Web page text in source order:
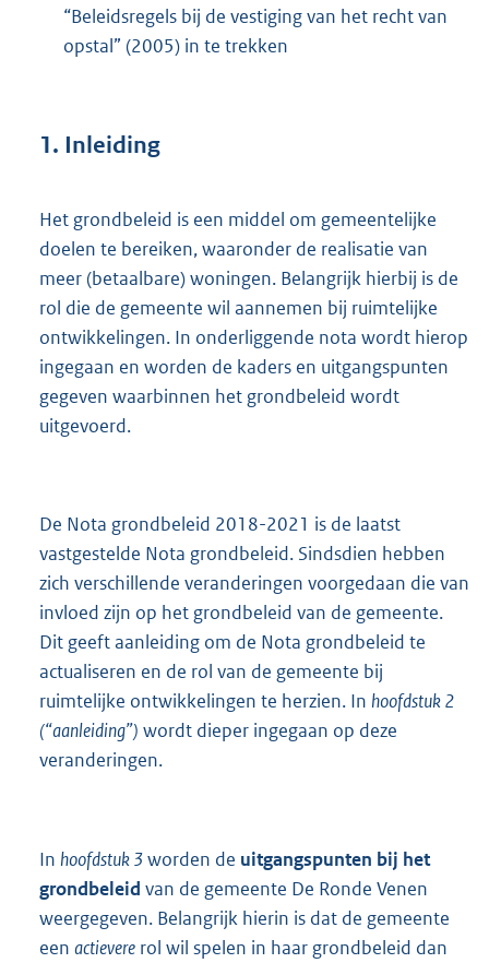
“Beleidsregels bij de vestiging van het recht van
opstal” (2005) in te trekken
1. Inleiding
Het grondbeleid is een middel om gemeentelijke
doelen te bereiken, waaronder de realisatie van
meer (betaalbare) woningen. Belangrijk hierbij is de
rol die de gemeente wil aannemen bij ruimtelijke
ontwikkelingen. In onderliggende nota wordt hierop
ingegaan en worden de kaders en uitgangspunten
gegeven waarbinnen het grondbeleid wordt
uitgevoerd.
De Nota grondbeleid 2018-2021 is de laatst
vastgestelde Nota grondbeleid. Sindsdien hebben
zich verschillende veranderingen voorgedaan die van
invloed zijn op het grondbeleid van de gemeente.
Dit geeft aanleiding om de Nota grondbeleid te
actualiseren en de rol van de gemeente bij
ruimtelijke ontwikkelingen te herzien. In hoofdstuk 2
(“aanleiding”) wordt dieper ingegaan op deze
veranderingen.
In hoofdstuk 3worden de uitgangspunten bij het
grondbeleid van de gemeente De Ronde Venen
weergegeven. Belangrijk hierin is dat de gemeente
een actievere rol wil spelen in haar grondbeleid dan